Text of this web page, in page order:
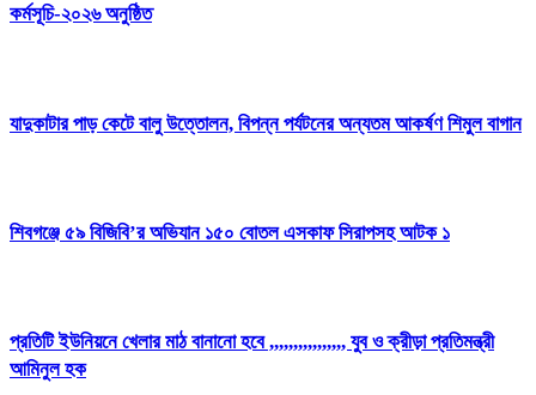
কর্মসূচি-২০২৬ অনুষ্ঠিত
যাদুকাটার পাড় কেটে বালু উত্তোলন, বিপন্ন পর্যটনের অন্যতম আকর্ষণ শিমুল বাগান
শিবগঞ্জে ৫৯ বিজিবি’র অভিযান ১৫০ বোতল এসকাফ সিরাপসহ আটক ১
প্রতিটি ইউনিয়নে খেলার মাঠ বানানো হবে ,,,,,,,,,,,,,,,, যুব ও ক্রীড়া প্রতিমন্ত্রী
আমিনুল হক